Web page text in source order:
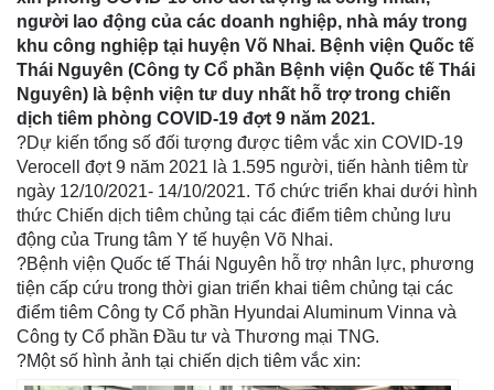
người lao động của các doanh nghiệp, nhà máy trong
khu công nghiệp tại huyện Võ Nhai. Bệnh viện Quốc tế
Thái Nguyên (Công ty Cổ phần Bệnh viện Quốc tế Thái
Nguyên) là bệnh viện tư duy nhất hỗ trợ trong chiến
dịch tiêm phòng COVID-19 đợt 9 năm 2021.
?Dự kiến tổng số đối tượng được tiêm vắc xin COVID-19
Verocell đợt 9 năm 2021 là 1.595 người, tiến hành tiêm từ
ngày 12/10/2021- 14/10/2021. Tổ chức triển khai dưới hình
thức Chiến dịch tiêm chủng tại các điểm tiêm chủng lưu
động của Trung tâm Y tế huyện Võ Nhai.
?Bệnh viện Quốc tế Thái Nguyên hỗ trợ nhân lực, phương
tiện cấp cứu trong thời gian triển khai tiêm chủng tại các
điểm tiêm Công ty Cổ phần Hyundai Aluminum Vinna và
Công ty Cổ phần Đầu tư và Thương mại TNG.
?Một số hình ảnh tại chiến dịch tiêm vắc xin: